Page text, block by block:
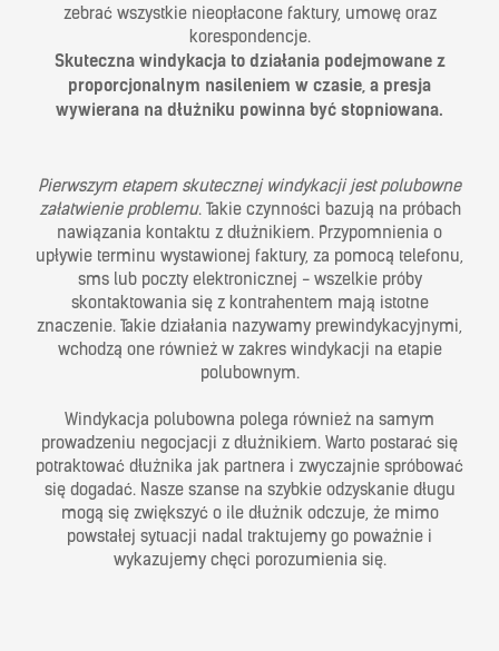
zebrać wszystkie nieopłacone faktury, umowę oraz
korespondencje.
Skuteczna windykacja to działania podejmowane z
proporcjonalnym nasileniem w czasie, a presja
wywierana na dłużniku powinna być stopniowana.
Pierwszym etapem skutecznej windykacji jest polubowne
załatwienie problemu. Takie czynności bazują na próbach
nawiązania kontaktu z dłużnikiem. Przypomnienia o
upływie terminu wystawionej faktury, za pomocą telefonu,
sms lub poczty elektronicznej - wszelkie próby
skontaktowania się z kontrahentem mają istotne
znaczenie. Takie działania nazywamy prewindykacyjnymi,
wchodzą one również w zakres windykacji na etapie
polubownym.
Windykacja polubowna polega również na samym
prowadzeniu negocjacji z dłużnikiem. Warto postarać się
potraktować dłużnika jak partnera i zwyczajnie spróbować
się dogadać. Nasze szanse na szybkie odzyskanie długu
mogą się zwiększyć o ile dłużnik odczuje, że mimo
powstałej sytuacji nadal traktujemy go poważnie i
wykazujemy chęci porozumienia się.